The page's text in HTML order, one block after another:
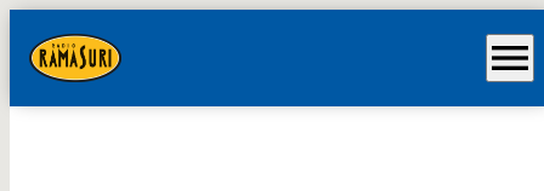
menu